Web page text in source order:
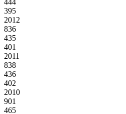
395
2012
836
435
401
2011
838
436
402
2010
901
465